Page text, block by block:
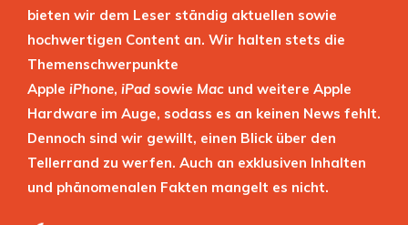
bieten wir dem Leser ständig aktuellen sowie
hochwertigen Content an. Wir halten stets die
Themenschwerpunkte
Apple iPhone, iPad sowie Mac und weitere Apple
Hardware im Auge, sodass es an keinen News fehlt.
Dennoch sind wir gewillt, einen Blick über den
Tellerrand zu werfen. Auch an exklusiven Inhalten
und phänomenalen Fakten mangelt es nicht.